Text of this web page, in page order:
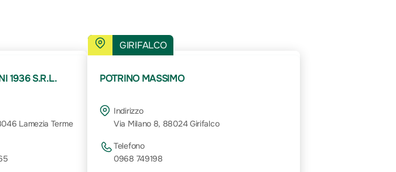
1936 S.R.L.
Lamezia Terme
GIRIFALCO
POTRINO MASSIMO
Indirizzo
Via Milano 8, 88024 Girifalco
Telefono
0968 749198